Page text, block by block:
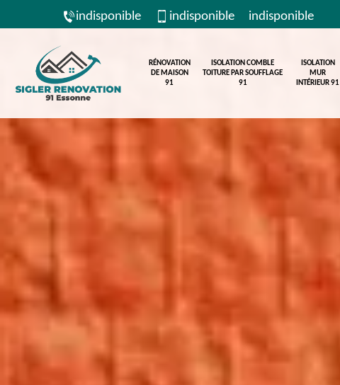
indisponible indisponible indisponible
RÉNOVATION
DE MAISON
91
ISOLATION COMBLE
TOITURE PAR SOUFFLAGE
91
ISOLATION
MUR
INTÉRIEUR 91